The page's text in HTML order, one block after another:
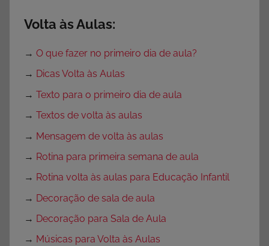
Volta às Aulas:
→ O que fazer no primeiro dia de aula?
→ Dicas Volta às Aulas
→ Texto para o primeiro dia de aula
→ Textos de volta às aulas
→ Mensagem de volta às aulas
→ Rotina para primeira semana de aula
→ Rotina volta às aulas para Educação Infantil
→ Decoração de sala de aula
→ Decoração para Sala de Aula
→ Músicas para Volta às Aulas